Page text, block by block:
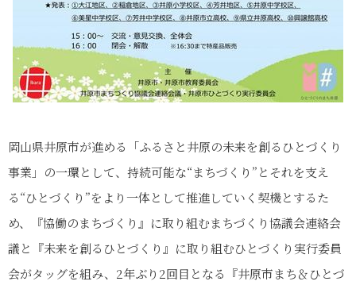
岡山県井原市が進める「ふるさと井原の未来を創るひとづくり
事業」の一環として、持続可能な“まちづくり”とそれを支え
る“ひとづくり”をより一体として推進していく契機とするた
め、『協働のまちづくり』に取り組むまちづくり協議会連絡会
議と『未来を創るひとづくり』に取り組むひとづくり実行委員
会がタッグを組み、2年ぶり2回目となる『井原市まち＆ひとづ